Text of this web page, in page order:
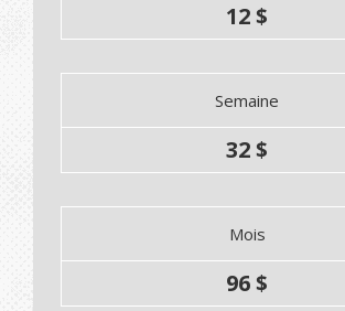
12 $
Semaine
32 $
Mois
96 $